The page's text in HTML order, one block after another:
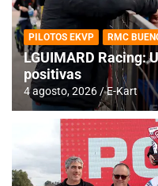
PILOTOS EKVP RMC
LGUIMARD Racing:
positivas
4 agosto, 2026 E-Kart